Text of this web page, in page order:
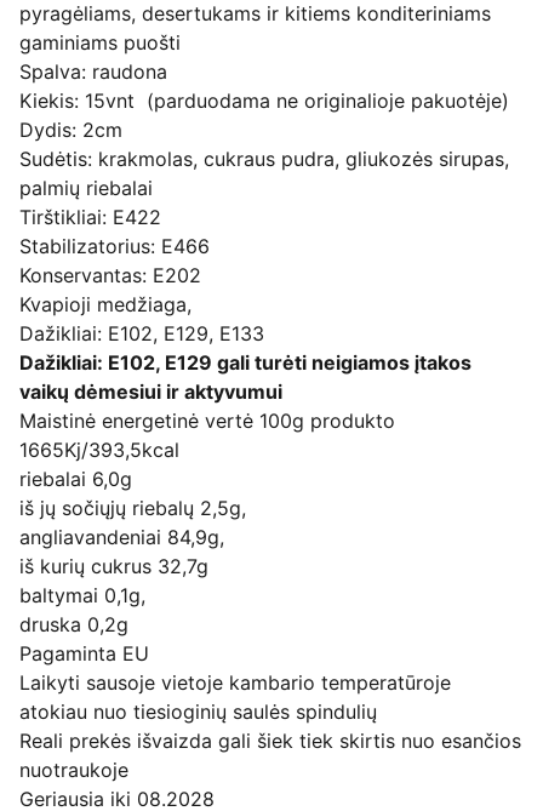
pyragėliams, desertukams ir kitiems konditeriniams
gaminiams puošti
Spalva: raudona
Kiekis: 15vnt (parduodama ne originalioje pakuotėje)
Dydis: 2cm
Sudėtis: krakmolas, cukraus pudra, gliukozės sirupas,
palmių riebalai
Tirštikliai: E422
Stabilizatorius: E466
Konservantas: E202
Kvapioji medžiaga,
Dažikliai: E102, E129, E133
Dažikliai: E102, E129 gali turėti neigiamos įtakos
vaikų dėmesiui ir aktyvumui
Maistinė energetinė vertė 100g produkto
1665Kj/393,5kcal
riebalai 6,0g
iš jų sočiųjų riebalų 2,5g,
angliavandeniai 84,9g,
iš kurių cukrus 32,7g
baltymai 0,1g,
druska 0,2g
Pagaminta EU
Laikyti sausoje vietoje kambario temperatūroje
atokiau nuo tiesioginių saulės spindulių
Reali prekės išvaizda gali šiek tiek skirtis nuo esančios
nuotraukoje
Geriausia iki 08.2028